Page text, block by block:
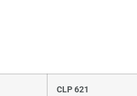
CLP 621